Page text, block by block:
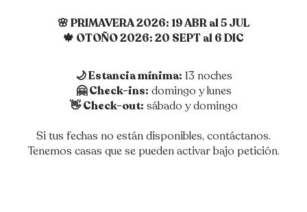
🌸 PRIMAVERA 2026: 19 ABR al 5 JUL
🍁 OTOÑO 2026: 20 SEPT al 6 DIC
🌙 Estancia mínima: 13 noches
🤗 Check-ins: domingo y lunes
👋 Check-out: sábado y domingo
Si tus fechas no están disponibles, contáctanos.
Tenemos casas que se pueden activar bajo petición.